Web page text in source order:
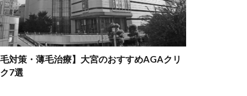
毛対策・薄毛治療】大宮のおすすめAGAクリ
7選